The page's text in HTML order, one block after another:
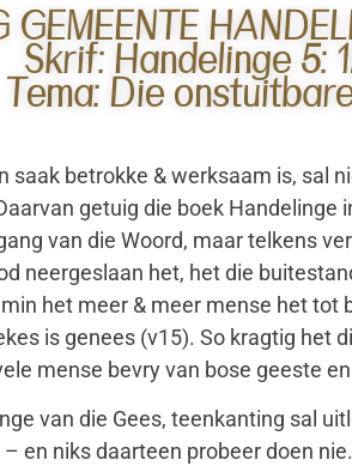
GEMEENTE
Skrif: Handelinge 5:
Tema: Die
saak betrokke & werksaam is, sal
getuig die boek
van die Woord, maar telkens
neergeslaan het, het die
het meer & meer mense het tot
is genees (v15). So kragtig het
mense bevry van bose geeste
van die Gees, teenkanting sal
en niks daarteen probeer doen